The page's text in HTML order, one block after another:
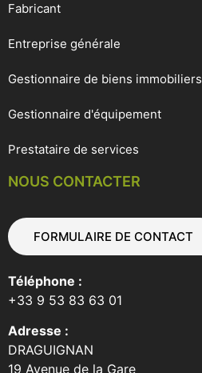
Fabricant
Entreprise générale
Gestionnaire de biens immobiliers
Gestionnaire d'équipement
Prestataire de services
NOUS CONTACTER
FORMULAIRE DE CONTACT
Téléphone :
+33 9 53 83 63 01
Adresse :
DRAGUIGNAN
19 Avenue de la Gare